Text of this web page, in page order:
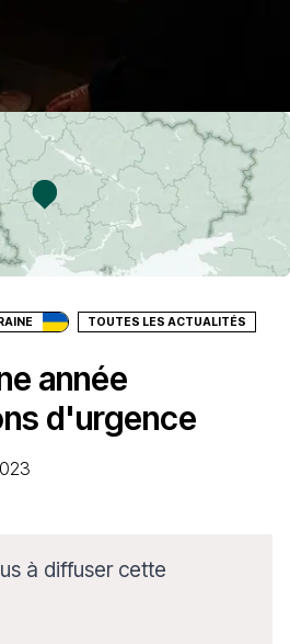
TOUTES LES ACTUALITÉS
année
d'urgence
à diffuser cette